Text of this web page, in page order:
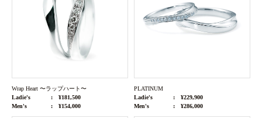
Wrap Heart 〜ラップハート〜
Ladie's
¥181,500
Men's
¥154,000
PLATINUM
Ladie's
¥229,900
Men's
¥286,000